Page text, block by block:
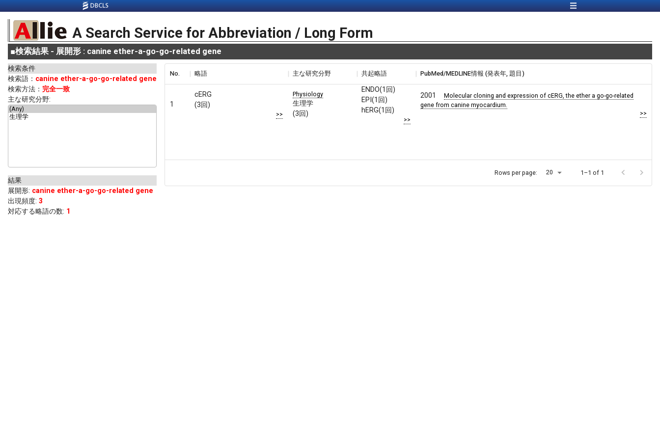
A Search Service for Abbreviation / Long Form
■検索結果 - 展開形 : canine ether-a-go-go-related gene
検索条件
検索語： canine ether-a-go-go-related gene
検索方法： 完全一致
主な研究分野:
結果
展開形: canine ether-a-go-go-related gene
出現頻度: 3
対応する略語の数: 1
No. 略語 主な研究分野 共起略語 PubMed/MEDLINE情報 (発表年, 題目)
1
cERG
(3回)
>>
Physiology
生理学
(3回)
ENDO(1回)
EPI(1回)
hERG(1回)
>>
2001
Molecular cloning and expression of cERG, the ether a go-go-related
gene from canine myocardium.
>>
Rows per page: 20 1–1 of 1